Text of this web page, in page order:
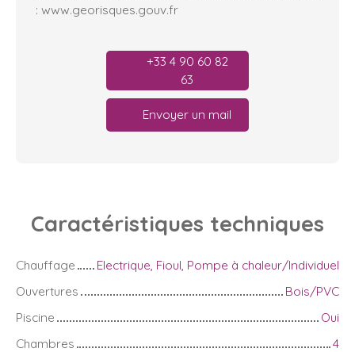
: www.georisques.gouv.fr
+33 4 90 60 82
63
Envoyer un mail
Caractéristiques techniques
Chauffage
Electrique, Fioul, Pompe à chaleur/Individuel
Ouvertures
Bois/PVC
Piscine
Oui
Chambres
4